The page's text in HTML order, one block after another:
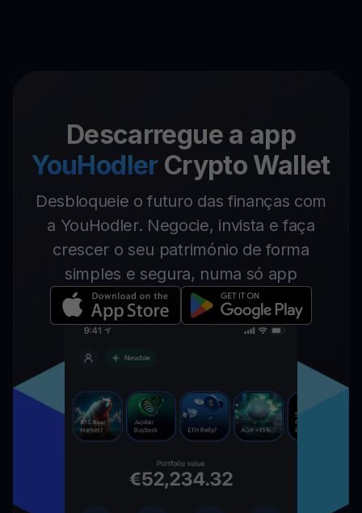
Descarregue a app
YouHodler Crypto Wallet
Desbloqueie o futuro das finanças com
a YouHodler. Negocie, invista e faça
crescer o seu património de forma
simples e segura, numa só app